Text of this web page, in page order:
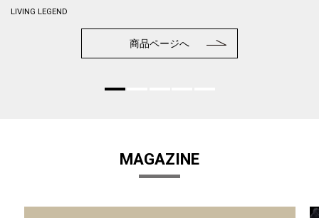
LIVING LEGEND
商品ページへ
MAGAZINE